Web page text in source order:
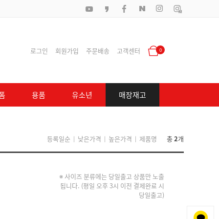
로그인 회원가입 주문배송 고객센터 0
용품 유소년 매장재고
등록일순 | 낮은가격 | 높은가격 | 제품명 총2개
※ 사이즈 분류에는 당일출고 상품만 노출
됩니다. (평일 오후 3시 이전 결제완료 시
당일출고)